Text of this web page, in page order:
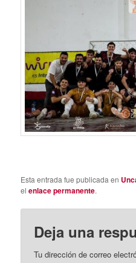
Esta entrada fue publicada en
elenlace permanente.
Deja una
Tu dirección de correo